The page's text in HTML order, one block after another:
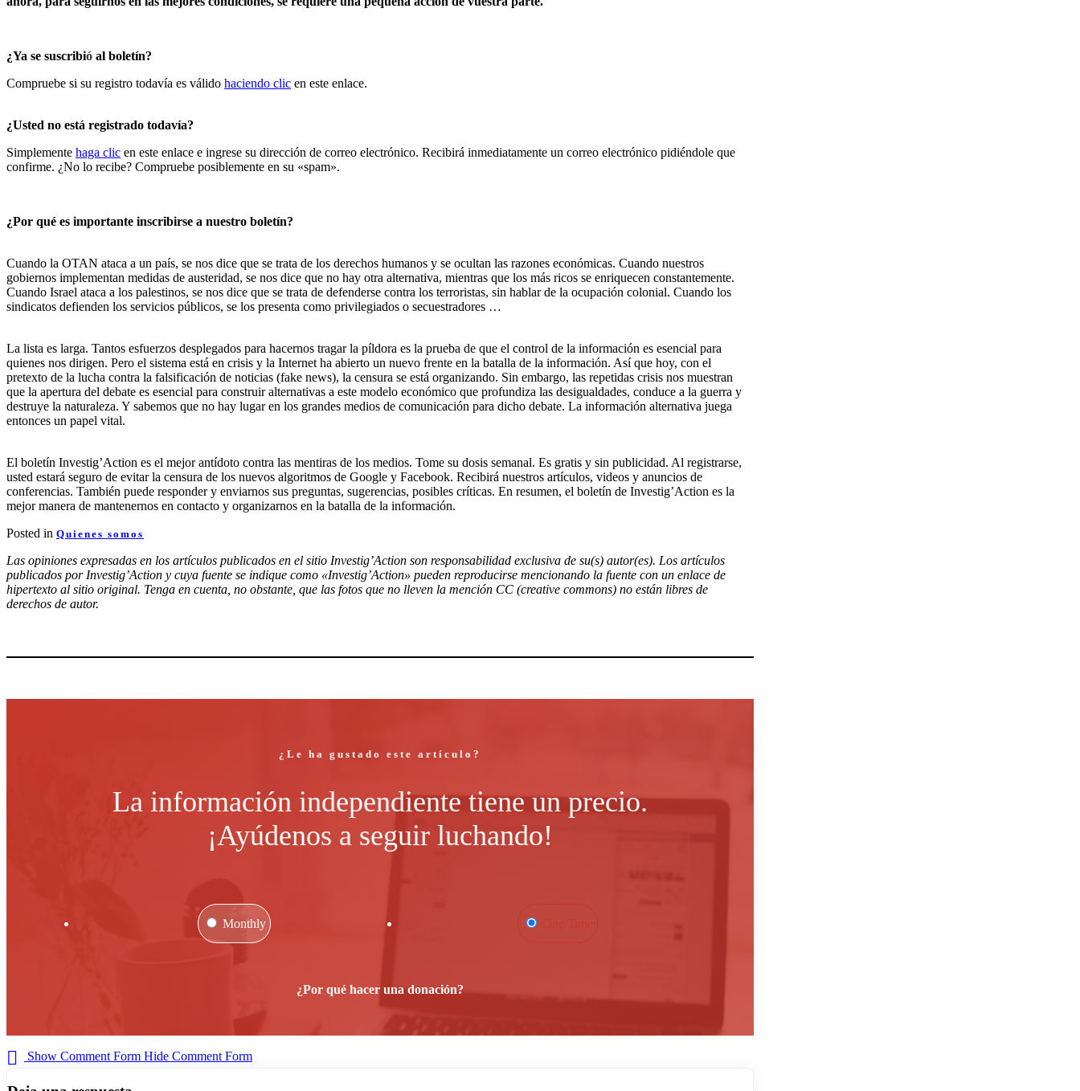
¿Ya se suscribió al boletín?
Compruebe si su registro todavía es válido haciendo clic en este enlace.
¿Usted no está registrado todavía?
Simplemente haga clic en este enlace e ingrese su dirección de correo electrónico. Recibirá inmediatamente un correo electrónico pidiéndole que
confirme. ¿No lo recibe? Compruebe posiblemente en su «spam».
¿Por qué es importante inscribirse a nuestro boletín?
Cuando la OTAN ataca a un país, se nos dice que se trata de los derechos humanos y se ocultan las razones económicas. Cuando nuestros
gobiernos implementan medidas de austeridad, se nos dice que no hay otra alternativa, mientras que los más ricos se enriquecen constantemente.
Cuando Israel ataca a los palestinos, se nos dice que se trata de defenderse contra los terroristas, sin hablar de la ocupación colonial. Cuando los
sindicatos defienden los servicios públicos, se los presenta como privilegiados o secuestradores …
La lista es larga. Tantos esfuerzos desplegados para hacernos tragar la píldora es la prueba de que el control de la información es esencial para
quienes nos dirigen. Pero el sistema está en crisis y la Internet ha abierto un nuevo frente en la batalla de la información. Así que hoy, con el
pretexto de la lucha contra la falsificación de noticias (fake news), la censura se está organizando. Sin embargo, las repetidas crisis nos muestran
que la apertura del debate es esencial para construir alternativas a este modelo económico que profundiza las desigualdades, conduce a la guerra y
destruye la naturaleza. Y sabemos que no hay lugar en los grandes medios de comunicación para dicho debate. La información alternativa juega
entonces un papel vital.
El boletín Investig’Action es el mejor antídoto contra las mentiras de los medios. Tome su dosis semanal. Es gratis y sin publicidad. Al registrarse,
usted estará seguro de evitar la censura de los nuevos algoritmos de Google y Facebook. Recibirá nuestros artículos, videos y anuncios de
conferencias. También puede responder y enviarnos sus preguntas, sugerencias, posibles críticas. En resumen, el boletín de Investig’Action es la
mejor manera de mantenernos en contacto y organizarnos en la batalla de la información.
Posted in Quienes somos
Las opiniones expresadas en los artículos publicados en el sitio Investig’Action son responsabilidad exclusiva de su(s) autor(es). Los artículos
publicados por Investig’Action y cuya fuente se indique como «Investig’Action» pueden reproducirse mencionando la fuente con un enlace de
hipertexto al sitio original. Tenga en cuenta, no obstante, que las fotos que no lleven la mención CC (creative commons) no están libres de
derechos de autor.
¿Le ha gustado este artículo?
La información independiente tiene un precio.
¡Ayúdenos a seguir luchando!
Monthly
¿Por qué hacer una donación?
Show Comment Form Hide Comment Form